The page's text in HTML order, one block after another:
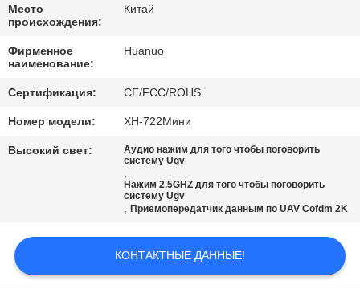
СВЯЖИТЕСЬ
С
НАМИ
ЗАПРОС
САЙТА
Место
происхождения:
Китай
Фирменное
наименование:
Huanuo
Сертификация: CE/FCC/ROHS
Номер модели: ХН-722Мини
Высокий свет:
Аудио нажим для того чтобы поговорить
систему Ugv
,
Нажим 2.5GHZ для того чтобы поговорить
систему Ugv
,Приемопередатчик данным по UAV Cofdm 2K
КОНТАКТНЫЕ ДАННЫЕ!